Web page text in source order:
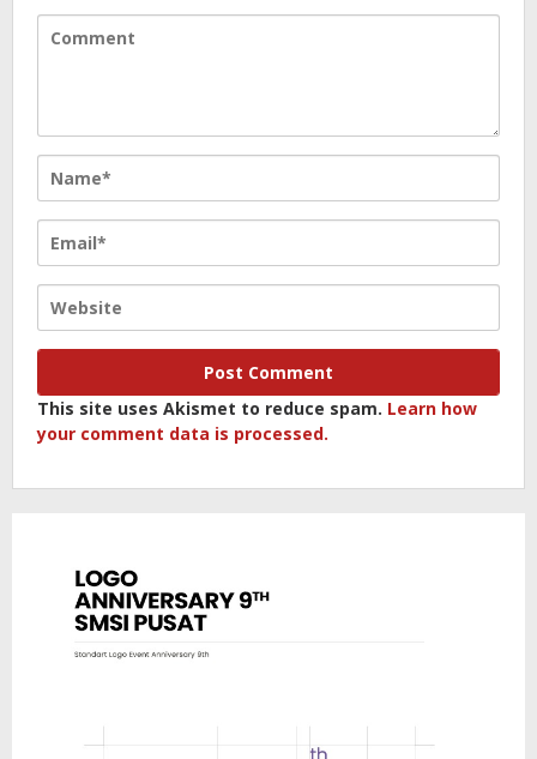
This site uses Akismet to reduce spam. Learn how
your comment data is processed.